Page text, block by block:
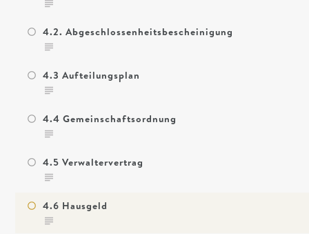
4.2. Abgeschlossenheitsbescheinigung
4.3 Aufteilungsplan
4.4 Gemeinschaftsordnung
4.5 Verwaltervertrag
4.6 Hausgeld